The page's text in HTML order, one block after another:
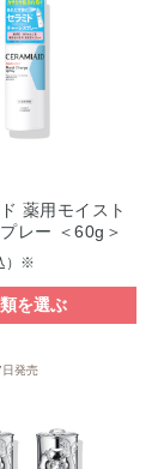
薬用モイスト
レー ＜60g＞
）※
を選ぶ
発売